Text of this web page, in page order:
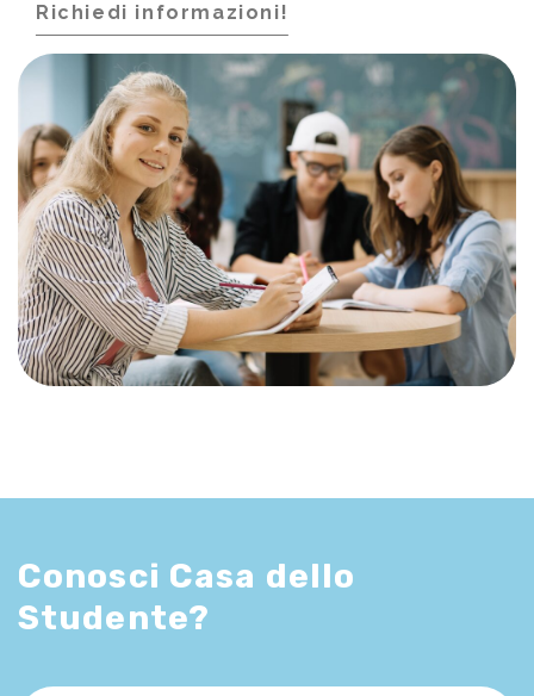
Richiedi informazioni!
Conosci Casa dello
Studente?